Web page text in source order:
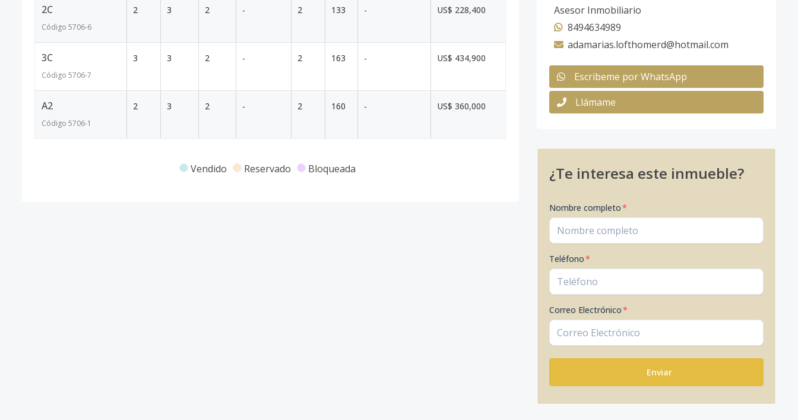
2C
Código 5706-6
2 3 2 - 2 133 - US$ 228,400
3C
Código 5706-7
3 3 2 - 2 163 - US$ 434,900
A2
Código 5706-1
2 3 2 - 2 160 - US$ 360,000
Vendido Reservado Bloqueada
Asesor Inmobiliario
8494634989
adamarias.lofthomerd@hotmail.com
Escribeme por WhatsApp
Llámame
¿Te interesa este inmueble?
Nombre completo*
Teléfono*
Correo Electrónico*
Enviar